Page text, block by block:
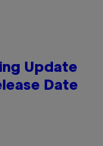
Update
Date